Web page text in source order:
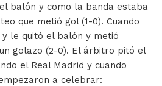
balón y como la banda estaba
que metió gol (1-0). Cuando
le quitó el balón y metió
golazo (2-0). El árbitro pitó el
el Real Madrid y cuando
a celebrar: